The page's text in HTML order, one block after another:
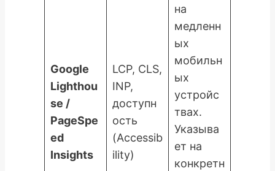
Google
Lighthou
se /
PageSpe
ed
Insights
LCP, CLS,
INP,
доступн
ость
(Accessib
ility)
на
медленн
ых
мобильн
ых
устройс
твах.
Указыва
ет на
конкретн